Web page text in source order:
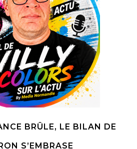
BRÛLE, LE BILAN DE
S’EMBRASE